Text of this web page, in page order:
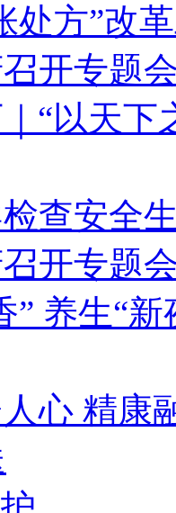
处方”改
开专题
“以天
查安全
开专题
” 养生“
心 精康